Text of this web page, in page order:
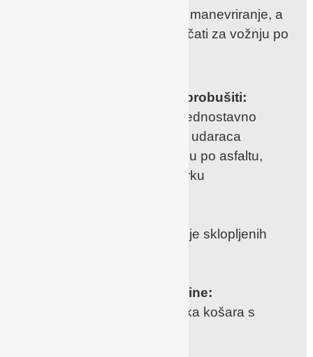
omogućavaju jednostavno manevriranje, a
možemo ih također i zaključati za vožnju po
Kotači koje nije moguće probušiti:
s pjenom punjene kotače jednostavno
održavamo, s apsorberima udaraca
omogućavaju laganu vožnju po asfaltu,
šljunku ili po stazama u parku
za još kompaktnije dimenzije sklopljenih
Velika košara za potrepštine:
jednostavno dostupna velika košara s